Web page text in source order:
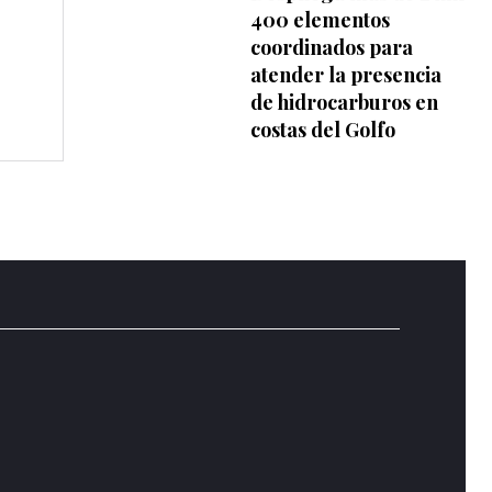
400 elementos
coordinados para
atender la presencia
de hidrocarburos en
costas del Golfo